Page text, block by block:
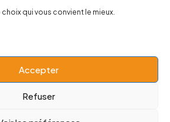
qui vous convient le mieux.
Accepter
Refuser